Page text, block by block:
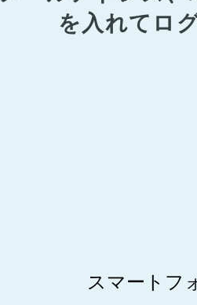
を入れてロ
スマートフ